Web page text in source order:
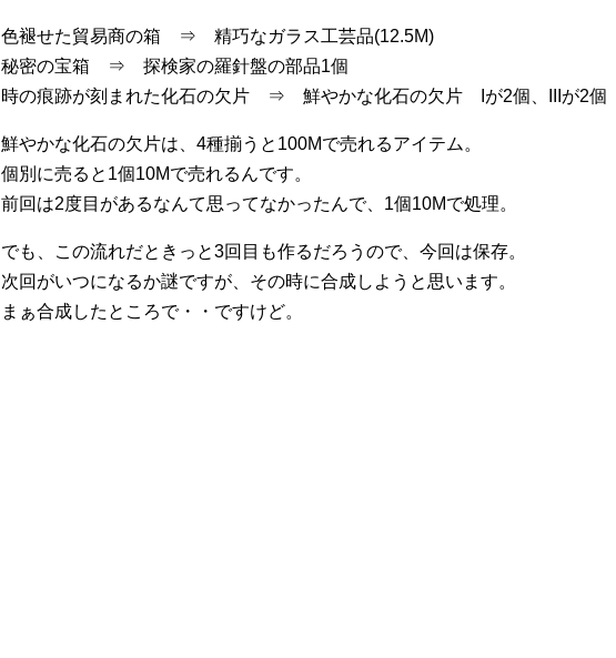
色褪せた貿易商の箱 ⇒ 精巧なガラス工芸品(12.5M)
秘密の宝箱 ⇒ 探検家の羅針盤の部品1個
時の痕跡が刻まれた化石の欠片 ⇒ 鮮やかな化石の欠片 Iが2個、IIIが2個
鮮やかな化石の欠片は、4種揃うと100Mで売れるアイテム。
個別に売ると1個10Mで売れるんです。
前回は2度目があるなんて思ってなかったんで、1個10Mで処理。
でも、この流れだときっと3回目も作るだろうので、今回は保存。
次回がいつになるか謎ですが、その時に合成しようと思います。
まぁ合成したところで・・ですけど。